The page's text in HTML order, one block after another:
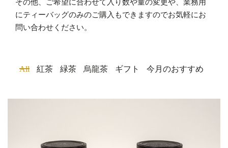
その他、ご希望に合わせて入り数や量の変更や、業務用
にティーバッグのみのご購入もできますのでお気軽にお
問い合わせください。
All 紅茶 緑茶 烏龍茶 ギフト 今月のおすすめ